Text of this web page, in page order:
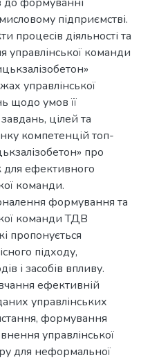
підприємстві.
процесів діяльності та
команди
управлінської
щодо умов її
цілей та
компетенцій топ-
про
для ефективного
команди.
формування та
команди ТДВ
пропонується
підходу,
і засобів впливу.
ефективній
управлінських
формування
управлінської
для неформальної